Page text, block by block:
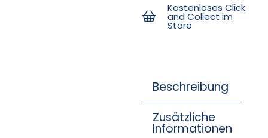
Kostenloses Click
and Collect im
Store
Beschreibung
Zusätzliche
Informationen